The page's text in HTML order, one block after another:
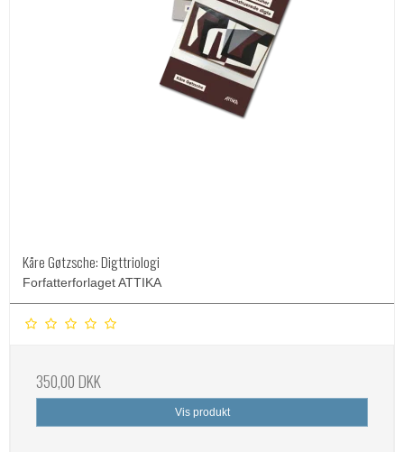
Kåre Gøtzsche: Digttriologi
Forfatterforlaget ATTIKA
350,00 DKK
Vis produkt